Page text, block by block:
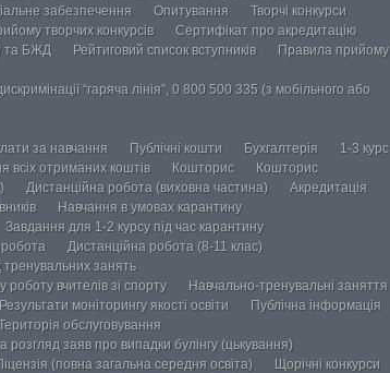
забезпечення Опитування
Творчі конкурси
творчих конкурсів
Сертифікат про акредитацію
та БЖД Рейтиговий список вступників
Правила прийому
“гаряча лінія”, 0 800 500 335 (з мобільного або
за навчання Публічні кошти Бухгалтерія
1-3 курс
всіх отриманих коштів Кошторис
Кошторис
Дистанційна робота (виховна частина)
Акредитація
Навчання в умовах карантину
Завдання для 1-2 курсу під час карантину
Дистанційна робота (8-11 клас)
тренувальних занять
вчителів зі спорту
Навчально-тренувальні заняття
Результати моніторингу якості освіти
Публічна інформація
обслуговування
розгляд заяв про випадки булінгу (цькування)
(повна загальна середня освіта)
Щорічні конкурси